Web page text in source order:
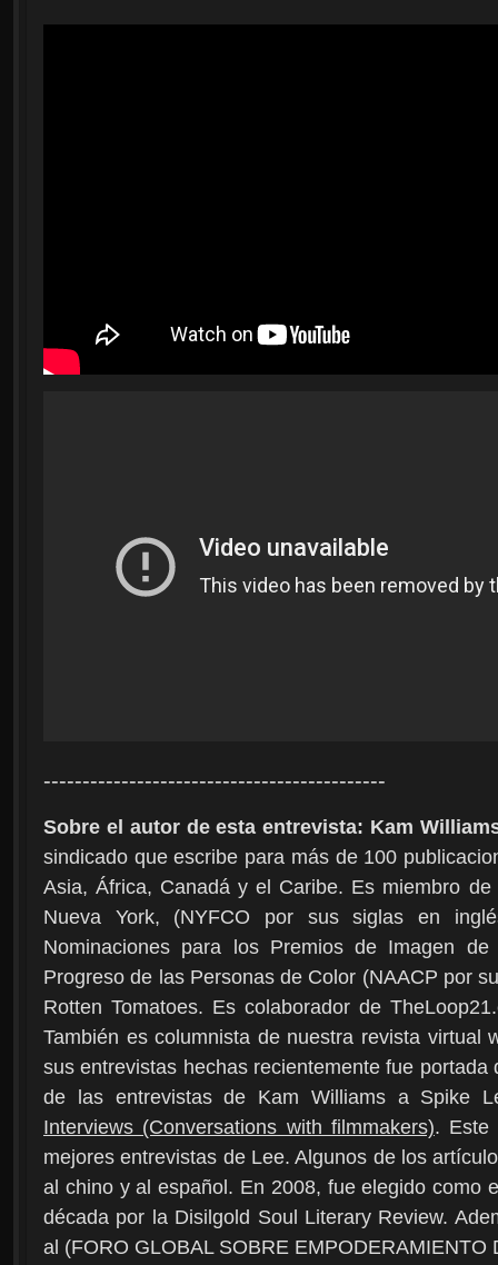
--------------------------------------------
Sobre el autor de esta entrevista: Kam
sindicado que escribe para más de 100
Asia, África, Canadá y el Caribe. Es miembro
Nueva York, (NYFCO por sus siglas en
Nominaciones para los Premios de Imagen
Progreso de las Personas de Color (NAACP por
Rotten Tomatoes. Es colaborador de
También es columnista de nuestra revista virtual
sus entrevistas hechas recientemente fue
de las entrevistas de Kam Williams a Spike
Interviews (Conversations with filmmakers). Este
mejores entrevistas de Lee. Algunos de los
al chino y al español. En 2008, fue elegido como
década por la Disilgold Soul Literary Review.
al (FORO GLOBAL SOBRE EMPODERAMIENTO